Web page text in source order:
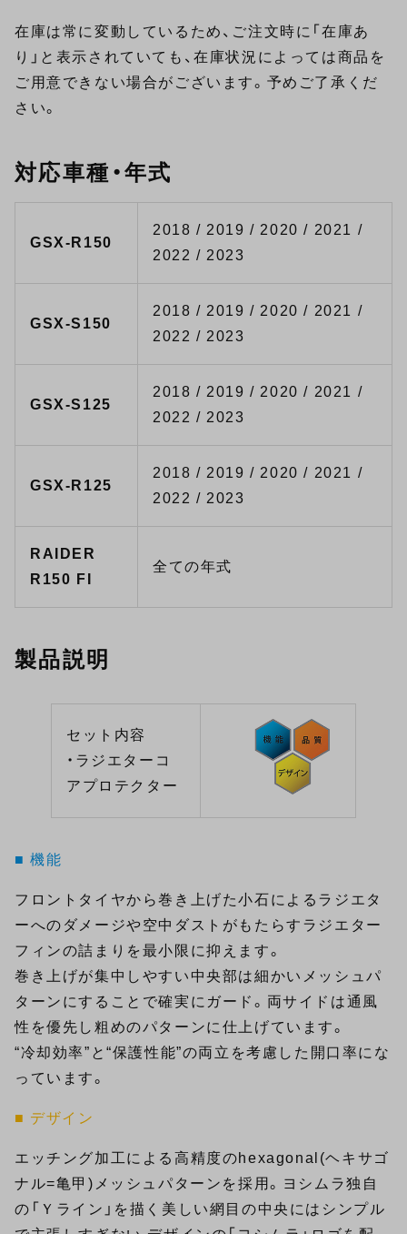
在庫は常に変動しているため、ご注文時に「在庫あ
り」と表示されていても、在庫状況によっては商品を
ご用意できない場合がございます。予めご了承くだ
さい。
対応車種・年式
GSX-R150
2018 / 2019 / 2020 / 2021 /
2022 / 2023
GSX-S150
2018 / 2019 / 2020 / 2021 /
2022 / 2023
GSX-S125
2018 / 2019 / 2020 / 2021 /
2022 / 2023
GSX-R125
2018 / 2019 / 2020 / 2021 /
2022 / 2023
RAIDER
R150 FI
全ての年式
製品説明
セット内容
・ラジエターコ
アプロテクター
■ 機能
フロントタイヤから巻き上げた小石によるラジエタ
ーへのダメージや空中ダストがもたらすラジエター
フィンの詰まりを最小限に抑えます。
巻き上げが集中しやすい中央部は細かいメッシュパ
ターンにすることで確実にガード。両サイドは通風
性を優先し粗めのパターンに仕上げています。
“冷却効率”と“保護性能”の両立を考慮した開口率にな
っています。
■ デザイン
エッチング加工による高精度のhexagonal(ヘキサゴ
ナル=亀甲)メッシュパターンを採用。ヨシムラ独自
の「Ｙライン」を描く美しい網目の中央にはシンプル